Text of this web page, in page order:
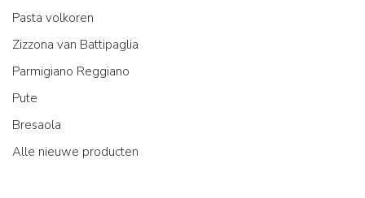
Pasta volkoren
Zizzona van Battipaglia
Parmigiano Reggiano
Pute
Bresaola
Alle nieuwe producten